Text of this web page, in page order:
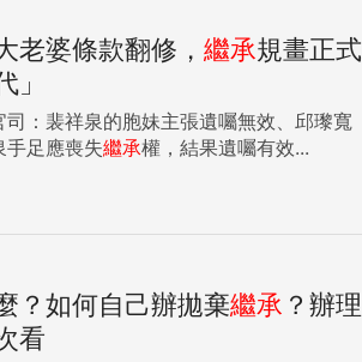
老婆條款翻修， 繼承規畫正式
：裴祥泉的胞妹主張遺囑無效、邱瓈寬
手足應喪失繼承權，結果遺囑有效...
？如何自己辦拋棄繼承 ？辦理
看